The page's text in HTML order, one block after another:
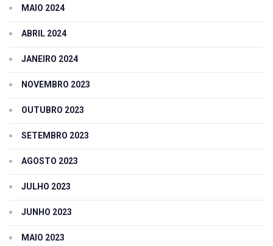
MAIO 2024
ABRIL 2024
JANEIRO 2024
NOVEMBRO 2023
OUTUBRO 2023
SETEMBRO 2023
AGOSTO 2023
JULHO 2023
JUNHO 2023
MAIO 2023